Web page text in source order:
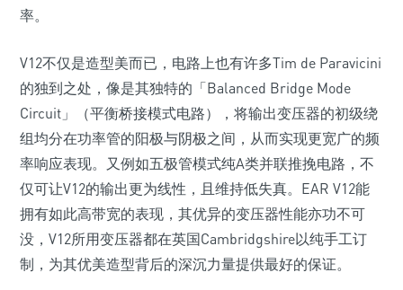
率。
V12不仅是造型美而已，电路上也有许多Tim de Paravicini
的独到之处，像是其独特的「Balanced Bridge Mode
Circuit」（平衡桥接模式电路），将输出变压器的初级绕
组均分在功率管的阳极与阴极之间，从而实现更宽广的频
率响应表现。又例如五极管模式纯A类并联推挽电路，不
仅可让V12的输出更为线性，且维持低失真。EAR V12能
拥有如此高带宽的表现，其优异的变压器性能亦功不可
没，V12所用变压器都在英国Cambridgshire以纯手工订
制，为其优美造型背后的深沉力量提供最好的保证。